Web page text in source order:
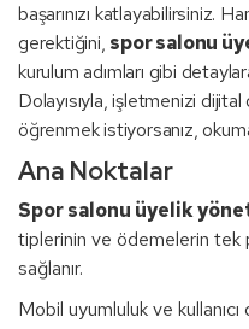
başarınızı katlayabilirsiniz.
gerektiğini, spor salonu
kurulum adımları gibi
Dolayısıyla, işletmenizi dijital
öğrenmek istiyorsanız,
Ana Noktalar
Spor salonu üyelik
tiplerinin ve ödemelerin tek
sağlanır.
Mobil uyumluluk ve